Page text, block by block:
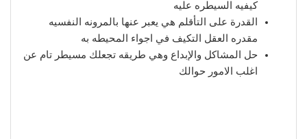
كيفيه السيطره عليه
القدرة على التأقلم هي يعبر عنها بالمرونه النفسيه
مقدره العقل التكيف في اجواء المحيطه به
حل المشاكل والإبداع وهي طريقه تجعلك مسيطر تام عن
اغلب الامور حوالك